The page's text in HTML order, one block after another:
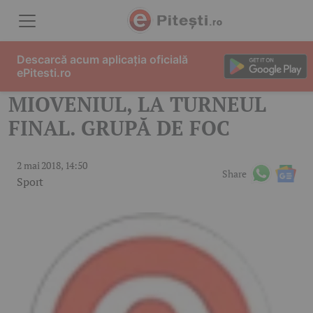
MIOVENIUL, LA TURNEUL
FINAL. GRUPĂ DE FOC
2 mai 2018, 14:50
Sport
Share
Descarcă acum aplicația oficială
ePitesti.ro